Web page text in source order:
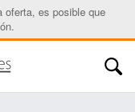
oferta, es posible que